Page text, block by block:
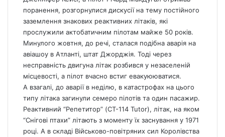
поранення, розгорнулися дискусії на тему постійного
заземлення знакових реактивних літаків, які
прослужили актобатичним пілотам майже 50 років.
Минулого жовтня, до речі, сталася подібна аварія на
авіашоу в Атланті, штат Джорджія. Тоді через
несправність двигуна літак розбився у незаселеній
місцевості, а пілот вчасно встиг евакуююватися.
А взагалі, до аварії в неділю, в катастрофах на цього
типу літака загинули семеро пілотів та один пасажир.
Реактивний “Репетитор” (CT-114 Tutor), літак, на яком
“Снігові птахи” літають з моменту їх заснування у 1971
році. А в складі Військово-повітряних сил Королівства